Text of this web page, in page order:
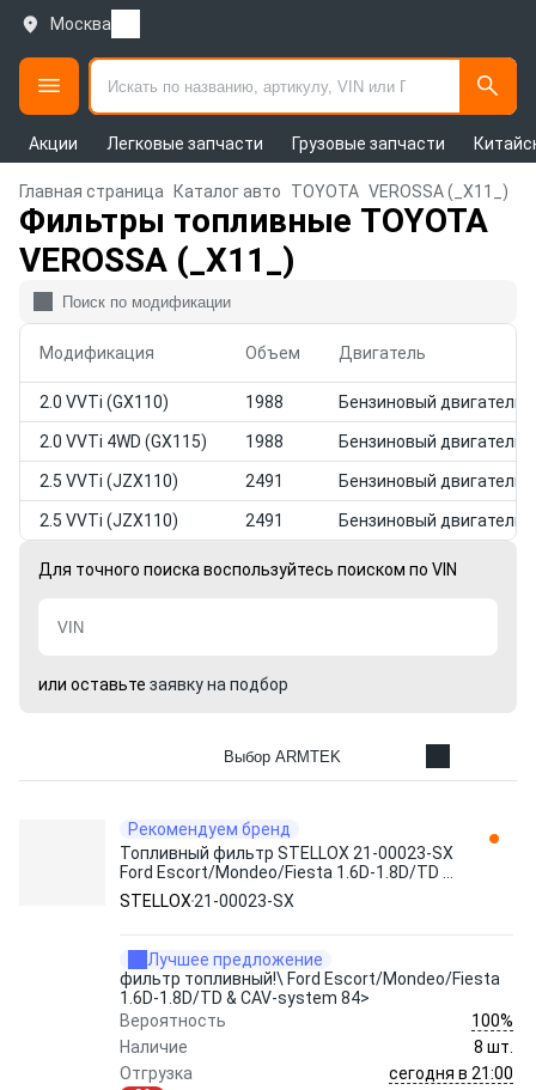
Москва
Акции Легковые запчасти Грузовые запчасти
Главная страница Каталог авто TOYOTA VEROSSA (_X11_)
Фильтры топливные TOYOTA
VEROSSA (_X11_)
Модификация Объем Двигатель
2.0 VVTi (GX110) 1988 Бензиновый двигатель
2.0 VVTi 4WD (GX115) 1988 Бензиновый двигатель
2.5 VVTi (JZX110) 2491 Бензиновый двигатель
2.5 VVTi (JZX110) 2491 Бензиновый двигатель
Для точного поиска воспользуйтесь поиском по VIN
или оставьте заявку на подбор
Выбор ARMTEK
Рекомендуем бренд
Топливный фильтр STELLOX 21-00023-SX
Ford Escort/Mondeo/Fiesta 1.6D-1.8D/TD &
CAV-system 84>
STELLOX 21-00023-SX
Лучшее предложение
фильтр топливный!\ Ford Escort/Mondeo/Fiesta
1.6D-1.8D/TD & CAV-system 84>
Вероятность
100%
Наличие
8 шт.
Отгрузка
сегодня в 21:00